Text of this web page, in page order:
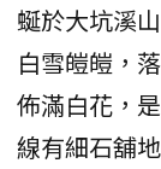
蜒於大坑溪
白雪皚皚，
佈滿白花，
線有細石舖